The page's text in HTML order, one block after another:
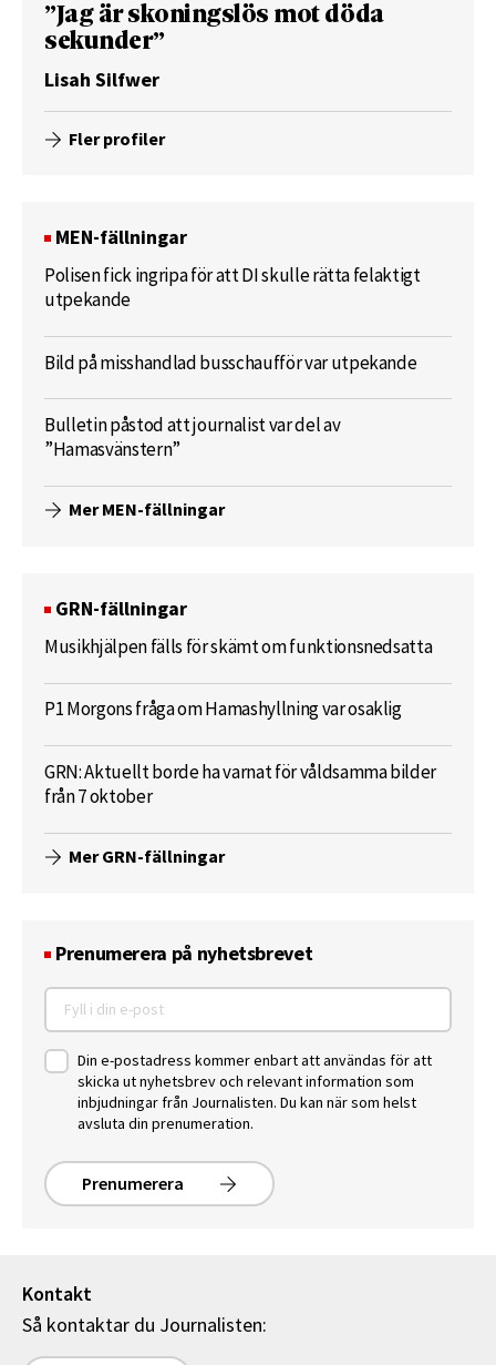
”Jag är skoningslös mot döda
sekunder”
Lisah Silfwer
Fler profiler
MEN-fällningar
Polisen fick ingripa för att DI skulle rätta felaktigt
utpekande
Bild på misshandlad busschaufför var utpekande
Bulletin påstod att journalist var del av
”Hamasvänstern”
Mer MEN-fällningar
GRN-fällningar
Musikhjälpen fälls för skämt om funktionsnedsatta
P1 Morgons fråga om Hamashyllning var osaklig
GRN: Aktuellt borde ha varnat för våldsamma bilder
från 7 oktober
Mer GRN-fällningar
Prenumerera på nyhetsbrevet
Din e-postadress kommer enbart att användas för att
skicka ut nyhetsbrev och relevant information som
inbjudningar från Journalisten. Du kan när som helst
avsluta din prenumeration.
Prenumerera
Kontakt
Så kontaktar du Journalisten: